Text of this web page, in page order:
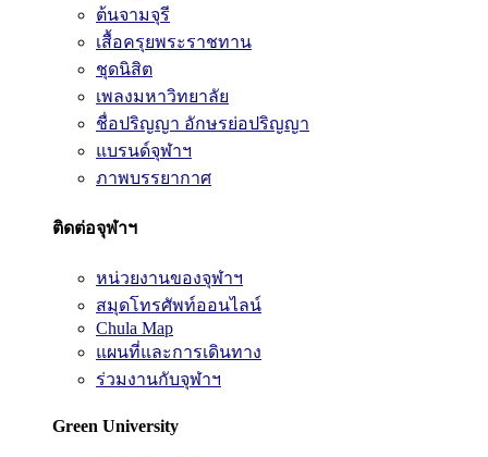
ต้นจามจุรี
เสื้อครุยพระราชทาน
ชุดนิสิต
เพลงมหาวิทยาลัย
ชื่อปริญญา อักษรย่อปริญญา
แบรนด์จุฬาฯ
ภาพบรรยากาศ
ติดต่อจุฬาฯ
หน่วยงานของจุฬาฯ
สมุดโทรศัพท์ออนไลน์
Chula Map
แผนที่และการเดินทาง
ร่วมงานกับจุฬาฯ
Green University